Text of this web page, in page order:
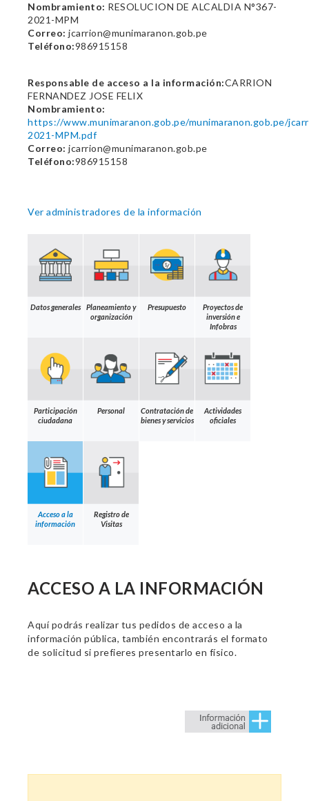
Nombramiento: RESOLUCION DE ALCALDIA N°367-
2021-MPM
Correo: jcarrion@munimaranon.gob.pe
Teléfono:986915158
Responsable de acceso a la información:CARRION
FERNANDEZ JOSE FELIX
Nombramiento:
https://www.munimaranon.gob.pe/munimaranon.gob.pe/
2021-MPM.pdf
Correo: jcarrion@munimaranon.gob.pe
Teléfono:986915158
Ver administradores de la información
Datos generales
Planeamiento y
organización
Presupuesto
Proyectos de
inversión e
Infobras
Participación
ciudadana
Personal
Contratación de
bienes y servicios
Actividades
oficiales
Acceso a la
información
Registro de
Visitas
ACCESO A LA INFORMACIÓN
Aquí podrás realizar tus pedidos de acceso a la
información pública, también encontrarás el formato
de solicitud si prefieres presentarlo en físico.